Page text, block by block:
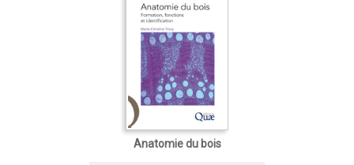
Anatomie du bois